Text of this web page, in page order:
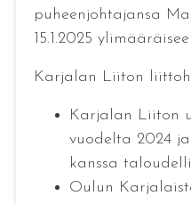
puheenjohtajansa
15.1.2025
Karjalan Liiton
Karjalan Liiton
vuodelta 2024
kanssa
Oulun